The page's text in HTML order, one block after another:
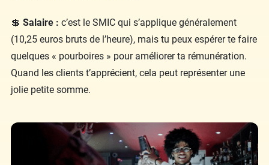
💲 Salaire : c’est le SMIC qui s’applique généralement
(10,25 euros bruts de l’heure), mais tu peux espérer te faire
quelques « pourboires » pour améliorer ta rémunération.
Quand les clients t’apprécient, cela peut représenter une
jolie petite somme.